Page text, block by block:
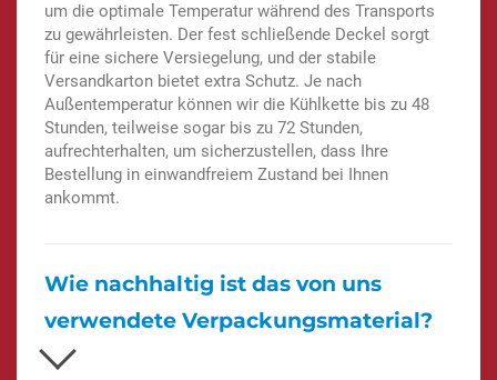
um die optimale Temperatur während des Transports
zu gewährleisten. Der fest schließende Deckel sorgt
für eine sichere Versiegelung, und der stabile
Versandkarton bietet extra Schutz. Je nach
Außentemperatur können wir die Kühlkette bis zu 48
Stunden, teilweise sogar bis zu 72 Stunden,
aufrechterhalten, um sicherzustellen, dass Ihre
Bestellung in einwandfreiem Zustand bei Ihnen
ankommt.
Wie nachhaltig ist das von uns
verwendete Verpackungsmaterial?